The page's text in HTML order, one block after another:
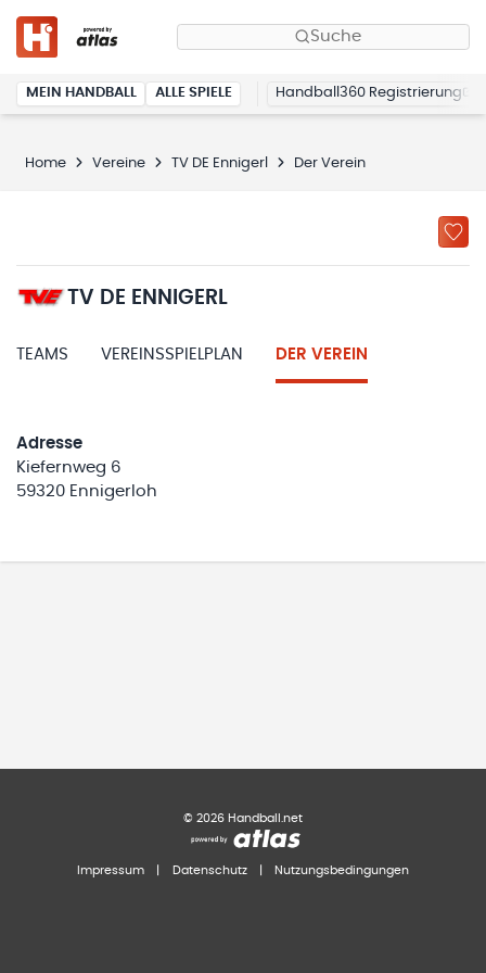
Suche
MEIN HANDBALL ALLE SPIELE Handball360 Registrierung
Home Vereine TV DE Ennigerl Der Verein
TV DE ENNIGERL
TEAMS VEREINSSPIELPLAN DER VEREIN
Adresse
Kiefernweg 6
59320 Ennigerloh
© 2026 Handball.net
Impressum Datenschutz Nutzungsbedingungen